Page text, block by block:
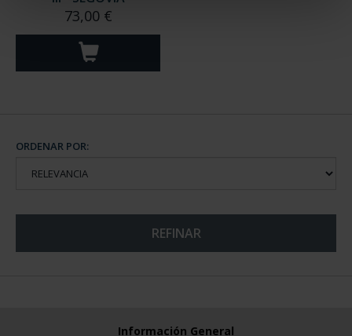
73,00 €
ORDENAR POR:
REFINAR
Información General